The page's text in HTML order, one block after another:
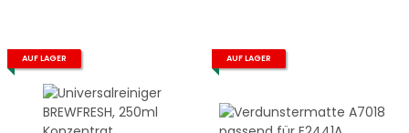
AUF LAGER AUF LAGER